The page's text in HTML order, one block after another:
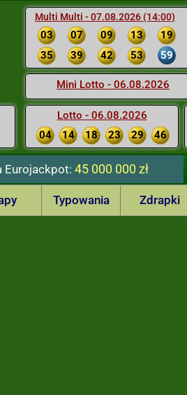
Multi Multi - 07.08.2026 (14:00)
03 07 09 13 19
35
39 42 53 59
Mini Lotto - 06.08.2026
Lotto - 06.08.2026
04
14 18 23 29 46
Eurojackpot: 45 000 000 zł
Typowania Zdrapki